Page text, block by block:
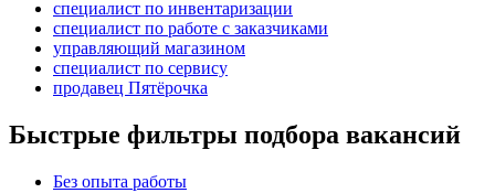
специалист по инвентаризации
специалист по работе с заказчиками
управляющий магазином
специалист по сервису
продавец Пятёрочка
Быстрые фильтры подбора вакансий
Без опыта работы